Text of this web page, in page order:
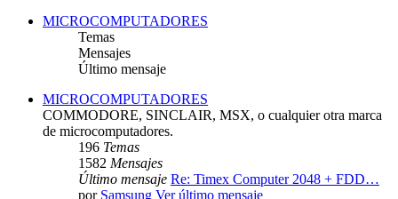
MICROCOMPUTADORES
Temas
Mensajes
Último mensaje
MICROCOMPUTADORES
COMMODORE, SINCLAIR, MSX, o cualquier otra marca
de microcomputadores.
196 Temas
1582 Mensajes
Último mensaje Re: Timex Computer 2048 + FDD…
por Samsung Ver último mensaje